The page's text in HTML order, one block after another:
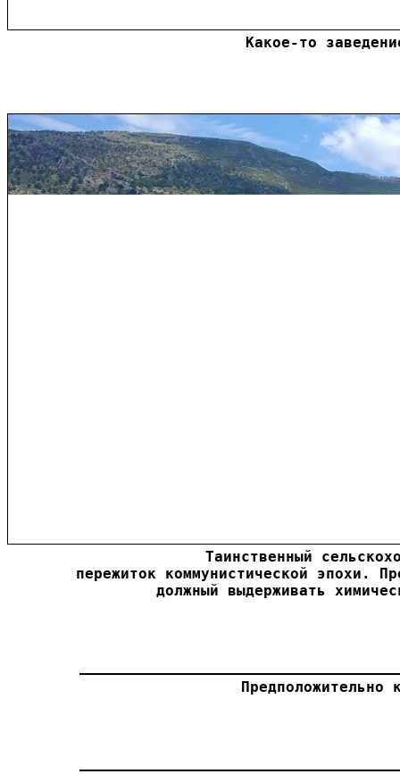
Какое-то
Таинственный
пережиток коммунистической эпохи.
должный выдерживать
Предположительно